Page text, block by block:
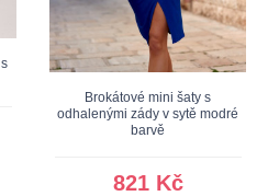
Brokátové mini šaty s
odhalenými zády v sytě modré
barvě
821 Kč